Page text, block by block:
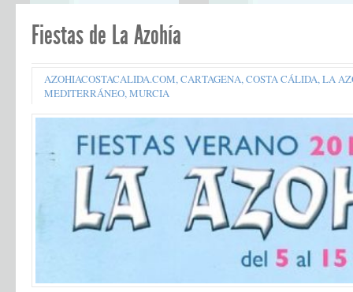
Fiestas de La Azohía
AZOHIACOSTACALIDA.COM,CARTAGENA,COSTA CÁLIDA,LA
MEDITERRÁNEO,MURCIA